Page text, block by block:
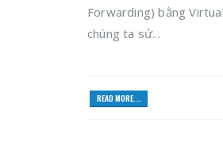
Forwarding) bằng
chúng ta sử...
READ MORE...